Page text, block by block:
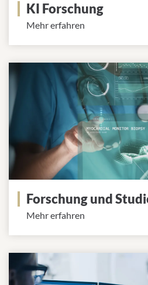
KI Forschung
Mehr erfahren
Forschung und
Mehr erfahren